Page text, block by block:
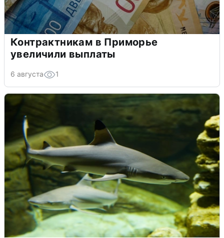
Контрактникам в Приморье
увеличили выплаты
6 августа 1